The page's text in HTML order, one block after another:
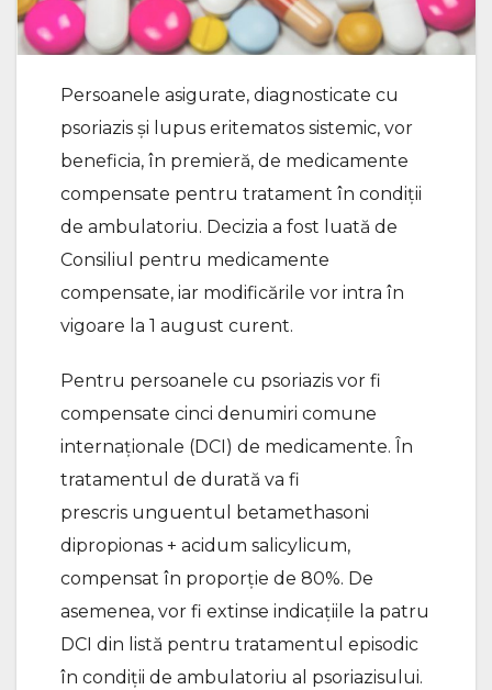
Persoanele asigurate, diagnosticate cu
psoriazis și lupus eritematos sistemic, vor
beneficia, în premieră, de medicamente
compensate pentru tratament în condiții
de ambulatoriu. Decizia a fost luată de
Consiliul pentru medicamente
compensate, iar modificările vor intra în
vigoare la 1 august curent.
Pentru persoanele cu psoriazis vor fi
compensate cinci denumiri comune
internaționale (DCI) de medicamente. În
tratamentul de durată va fi
prescris unguentul betamethasoni
dipropionas + acidum salicylicum,
compensat în proporție de 80%. De
asemenea, vor fi extinse indicațiile la patru
DCI din listă pentru tratamentul episodic
în condiții de ambulatoriu al psoriazisului.